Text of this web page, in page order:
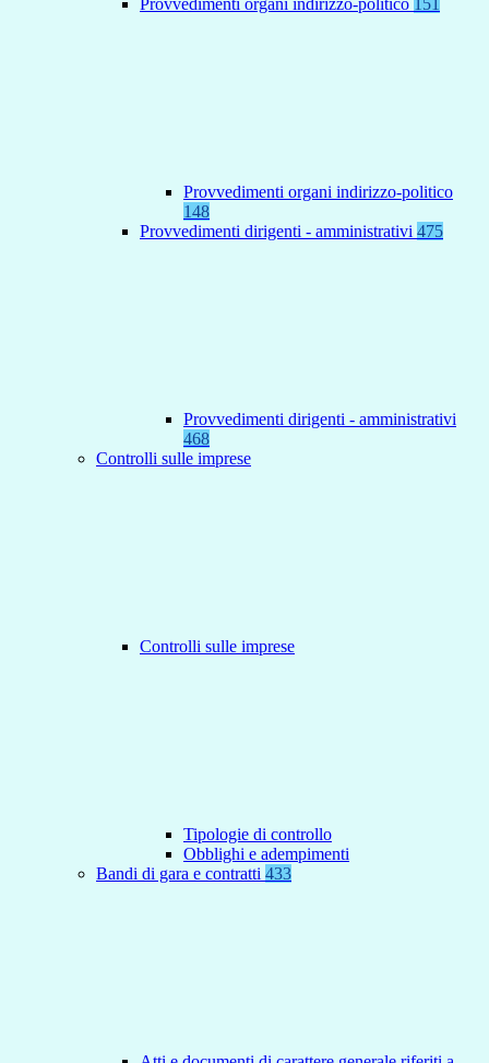
Provvedimenti organi indirizzo-politico 151
Provvedimenti organi indirizzo-politico
148
Provvedimenti dirigenti - amministrativi 475
Provvedimenti dirigenti - amministrativi
468
Controlli sulle imprese
Controlli sulle imprese
Tipologie di controllo
Obblighi e adempimenti
Bandi di gara e contratti 433